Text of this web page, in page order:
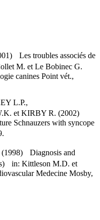
Les troubles associés de
M. et Le Bobinec G.
canines Point vét.,
L.P.,
et KIRBY R. (2002)
Schnauzers with syncope
Diagnosis and
in: Kittleson M.D. et
Medecine Mosby,